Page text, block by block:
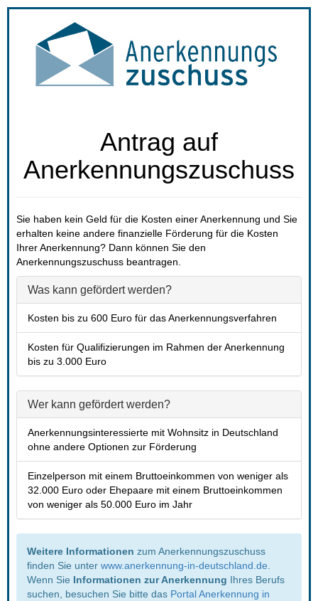
Antrag auf
Anerkennungszuschu
Sie haben kein Geld für die Kosten einer Anerkennung und Sie
erhalten keine andere finanzielle Förderung für die Kosten
Ihrer Anerkennung? Dann können Sie den
Anerkennungszuschuss beantragen.
Was kann gefördert werden?
Kosten bis zu 600 Euro für das Anerkennungsverfahren
Kosten für Qualifizierungen im Rahmen der Anerkennung
bis zu 3.000 Euro
Wer kann gefördert werden?
Anerkennungsinteressierte mit Wohnsitz in Deutschland
ohne andere Optionen zur Förderung
Einzelperson mit einem Bruttoeinkommen von weniger als
32.000 Euro oder Ehepaare mit einem Bruttoeinkommen
von weniger als 50.000 Euro im Jahr
Weitere Informationen zum Anerkennungszuschuss
finden Sie unter www.anerkennung-in-deutschland.de.
Wenn Sie Informationen zur Anerkennung Ihres Berufs
uchen, besuchen Sie bitte das Portal Anerkennung in